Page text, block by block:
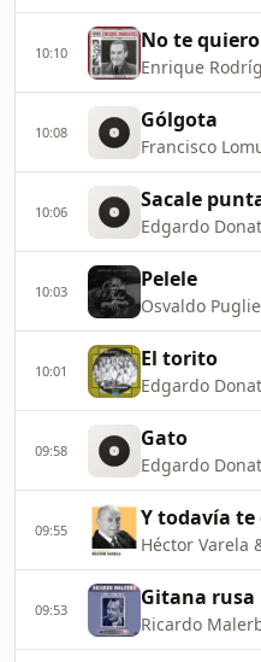
10:10 No te
Enrique
10:08 Gólgota
Francisco
10:06 Sacale
10:03 Pelele
Osvaldo
10:01 El torito
Edgardo
09:58 Gato
Edgardo
09:55 Y todavía
Héctor Varela
09:53 Gitana rusa
Ricardo